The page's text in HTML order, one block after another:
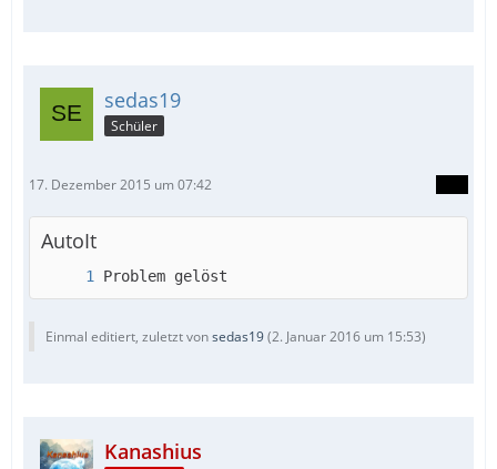
sedas19
Schüler
17. Dezember 2015 um 07:42
AutoIt
Problem gelöst
Einmal editiert, zuletzt vonsedas19(2. Januar 2016 um 15:53)
Kanashius